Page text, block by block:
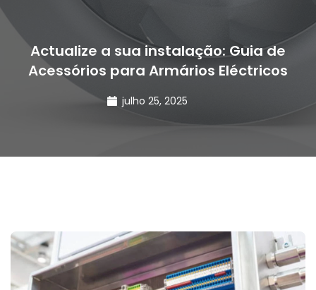
Actualize a sua instalação: Guia de
Acessórios para Armários Eléctricos
julho 25, 2025